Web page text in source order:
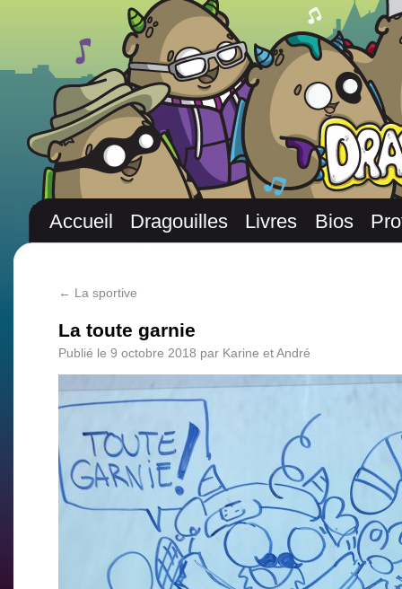
Accueil Dragouilles Livres Bios
← La sportive
La toute garnie
Publié le 9 octobre 2018 par Karine et André